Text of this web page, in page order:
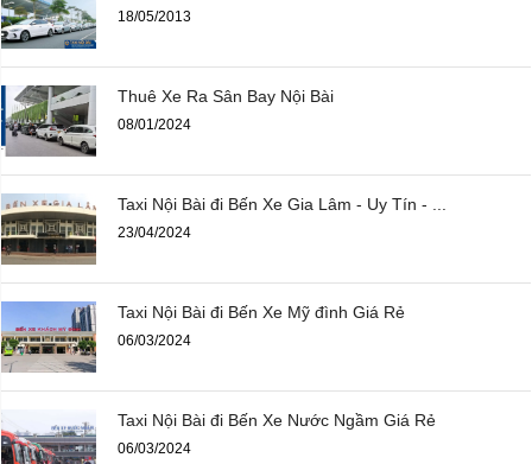
18/05/2013
Thuê Xe Ra Sân Bay Nội Bài
08/01/2024
Taxi Nội Bài đi Bến Xe Gia Lâm - Uy Tín - ...
23/04/2024
Taxi Nội Bài đi Bến Xe Mỹ đình Giá Rẻ
06/03/2024
Taxi Nội Bài đi Bến Xe Nước Ngầm Giá Rẻ
06/03/2024